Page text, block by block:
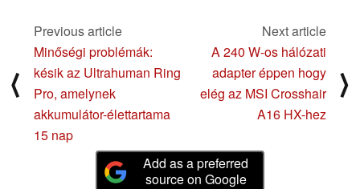
⟨
Previous article
Minőségi problémák:
késik az Ultrahuman Ring
Pro, amelynek
akkumulátor-élettartama
15 nap
Next article
A 240 W-os hálózati
adapter éppen hogy
elég az MSI Crosshair
A16 HX-hez
⟩
Add as a preferred
source on Google